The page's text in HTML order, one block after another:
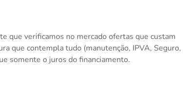
que verificamos no mercado ofertas que custam
que contempla tudo (manutenção, IPVA, Seguro,
somente o juros do financiamento.